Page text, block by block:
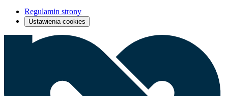
Regulamin strony
Ustawienia cookies